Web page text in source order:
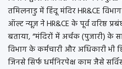
तमिलनाडु में हिंदू मंदिर HR&CE
ऑल्ट न्यूज़ ने HR&CE के पूर्व वरिष्ठ
बताया, “मंदिरों में अर्चक (पुजारी) के
विभाग के कर्मचारी और अधिकारी भी
जिनसे सिर्फ धर्मनिरपेक्ष काम जैसे